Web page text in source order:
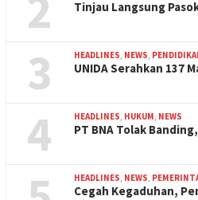
Tinjau Langsung
3 HEADLINES, NEWS,
UNIDA Serahkan 137
4 HEADLINES, HUKUM, NEWS
PT BNA Tolak
HEADLINES, NEWS,
Cegah Kegaduhan,